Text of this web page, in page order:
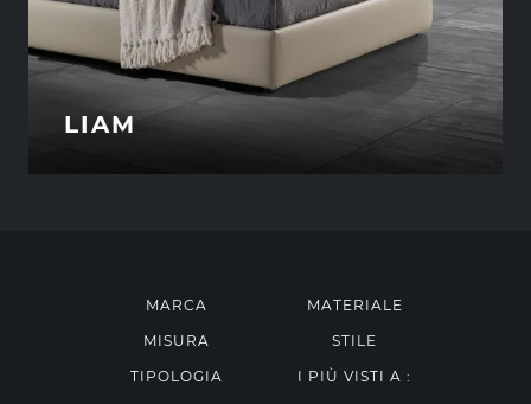
LIAM
MARCA
MATERIALE
MISURA
STILE
TIPOLOGIA
I PIÙ VISTI A :